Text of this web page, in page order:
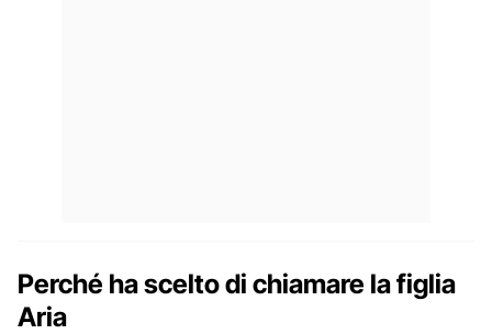
Perché ha scelto di chiamare la figlia
Aria